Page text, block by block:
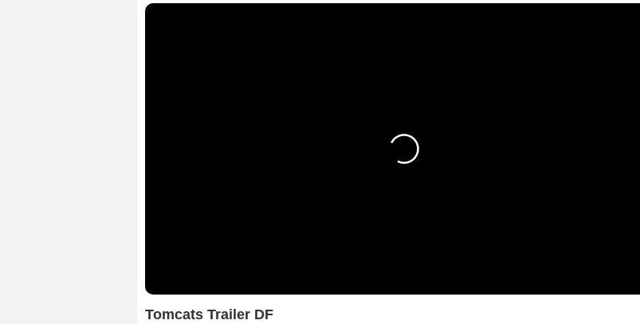
Tomcats Trailer DF